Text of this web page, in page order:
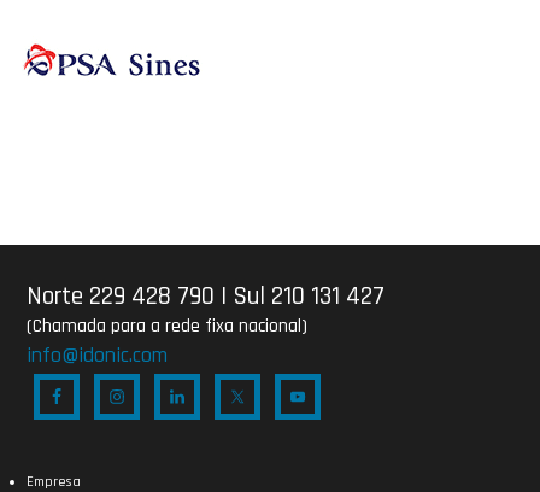
Norte 229 428 790 | Sul 210 131 427
(Chamada para a rede fixa nacional)
info@idonic.com
Empresa